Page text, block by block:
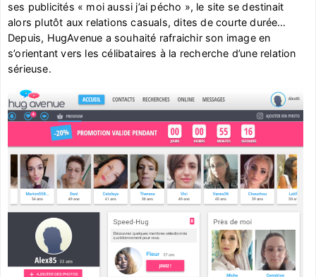
ses publicités « moi aussi j’ai pécho », le site se destinait
alors plutôt aux relations casuals, dites de courte durée…
Depuis, HugAvenue a souhaité rafraichir son image en
s’orientant vers les célibataires à la recherche d’une relation
sérieuse.